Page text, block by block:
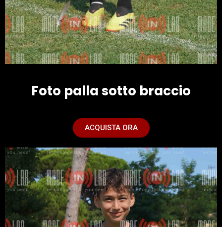
Foto palla sotto braccio
ACQUISTA ORA